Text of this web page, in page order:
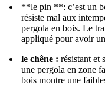
**le pin **: c’est un
résiste mal aux
pergola en bois. Le
appliqué pour avoir
le chêne : résistant et
une pergola en zone
bois montre une